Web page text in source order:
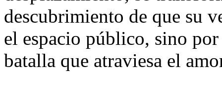
descubrimiento de que su
el espacio público, sino
batalla que atraviesa el